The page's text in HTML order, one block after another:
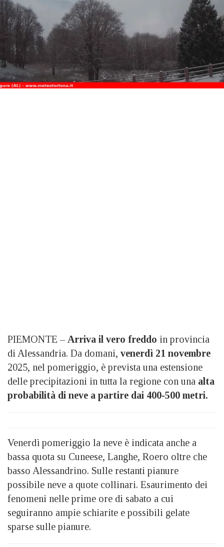
PIEMONTE – Arriva il vero freddo in provincia
di Alessandria. Da domani, venerdì 21 novembre
2025, nel pomeriggio, è prevista una estensione
delle precipitazioni in tutta la regione con una alta
probabilità di neve a partire dai 400-500 metri.
Venerdì pomeriggio la neve è indicata anche a
bassa quota su Cuneese, Langhe, Roero oltre che
basso Alessandrino. Sulle restanti pianure
possibile neve a quote collinari. Esaurimento dei
fenomeni nelle prime ore di sabato a cui
seguiranno ampie schiarite e possibili gelate
sparse sulle pianure.